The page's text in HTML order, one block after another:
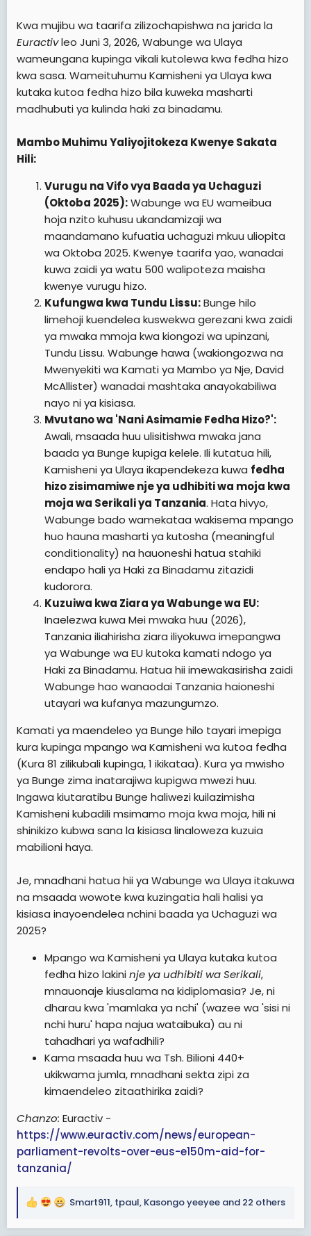
Kwa mujibu wa taarifa zilizochapishwa na jarida la
Euractivleo Juni 3, 2026, Wabunge wa Ulaya
wameungana kupinga vikali kutolewa kwa fedha hizo
kwa sasa. Wameituhumu Kamisheni ya Ulaya kwa
kutaka kutoa fedha hizo bila kuweka masharti
madhubuti ya kulinda haki za binadamu.
Mambo Muhimu Yaliyojitokeza Kwenye Sakata
Hili:
Vurugu na Vifo vya Baada ya Uchaguzi
(Oktoba 2025):Wabunge wa EU wameibua
hoja nzito kuhusu ukandamizaji wa
maandamano kufuatia uchaguzi mkuu uliopita
wa Oktoba 2025. Kwenye taarifa yao, wanadai
kuwa zaidi ya watu 500 walipoteza maisha
kwenye vurugu hizo.
Kufungwa kwa Tundu Lissu:Bunge hilo
limehoji kuendelea kuswekwa gerezani kwa zaidi
ya mwaka mmoja kwa kiongozi wa upinzani,
Tundu Lissu. Wabunge hawa (wakiongozwa na
Mwenyekiti wa Kamati ya Mambo ya Nje, David
McAllister) wanadai mashtaka anayokabiliwa
nayo ni ya kisiasa.
Mvutano wa 'Nani Asimamie Fedha Hizo?':
Awali, msaada huu ulisitishwa mwaka jana
baada ya Bunge kupiga kelele. Ili kutatua hili,
Kamisheni ya Ulaya ikapendekeza kuwa fedha
hizo zisimamiwe nje ya udhibiti wa moja kwa
moja wa Serikali ya Tanzania. Hata hivyo,
Wabunge bado wamekataa wakisema mpango
huo hauna masharti ya kutosha (meaningful
conditionality) na hauoneshi hatua stahiki
endapo hali ya Haki za Binadamu zitazidi
kudorora.
Kuzuiwa kwa Ziara ya Wabunge wa EU:
Inaelezwa kuwa Mei mwaka huu (2026),
Tanzania iliahirisha ziara iliyokuwa imepangwa
ya Wabunge wa EU kutoka kamati ndogo ya
Haki za Binadamu. Hatua hii imewakasirisha zaidi
Wabunge hao wanaodai Tanzania haioneshi
utayari wa kufanya mazungumzo.
Kamati ya maendeleo ya Bunge hilo tayari imepiga
kura kupinga mpango wa Kamisheni wa kutoa fedha
(Kura 81 zilikubali kupinga, 1 ikikataa). Kura ya mwisho
ya Bunge zima inatarajiwa kupigwa mwezi huu.
Ingawa kiutaratibu Bunge haliwezi kuilazimisha
Kamisheni kubadili msimamo moja kwa moja, hili ni
shinikizo kubwa sana la kisiasa linaloweza kuzuia
mabilioni haya.
Je, mnadhani hatua hii ya Wabunge wa Ulaya itakuwa
na msaada wowote kwa kuzingatia hali halisi ya
kisiasa inayoendelea nchini baada ya Uchaguzi wa
2025?
Mpango wa Kamisheni ya Ulaya kutaka kutoa
fedha hizo lakininje ya udhibiti wa Serikali,
mnauonaje kiusalama na kidiplomasia? Je, ni
dharau kwa 'mamlaka ya nchi' (wazee wa 'sisi ni
nchi huru' hapa najua wataibuka) au ni
tahadhari ya wafadhili?
Kama msaada huu wa Tsh. Bilioni 440+
ukikwama jumla, mnadhani sekta zipi za
kimaendeleo zitaathirika zaidi?
Chanzo: Euractiv -
https://www.euractiv.com/news/european-
parliament-revolts-over-eus-e150m-aid-for-
tanzania/
R
Smart911, tpaul, Kasongo yeeyee and 22 others